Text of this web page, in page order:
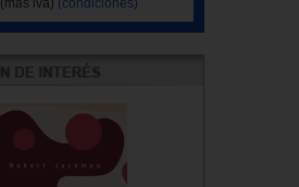
(más iva) (condiciones)